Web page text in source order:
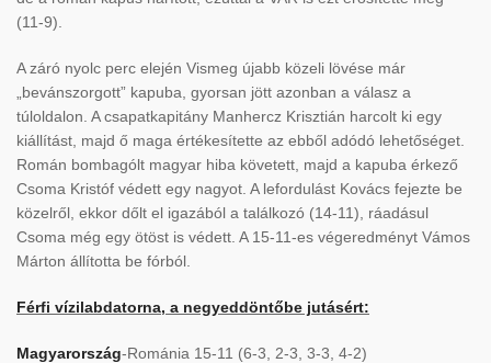
(11-9).
A záró nyolc perc elején Vismeg újabb közeli lövése már
„bevánszorgott” kapuba, gyorsan jött azonban a válasz a
túloldalon. A csapatkapitány Manhercz Krisztián harcolt ki egy
kiállítást, majd ő maga értékesítette az ebből adódó lehetőséget.
Román bombagólt magyar hiba követett, majd a kapuba érkező
Csoma Kristóf védett egy nagyot. A lefordulást Kovács fejezte be
közelről, ekkor dőlt el igazából a találkozó (14-11), ráadásul
Csoma még egy ötöst is védett. A 15-11-es végeredményt Vámos
Márton állította be fórból.
Férfi vízilabdatorna, a negyeddöntőbe jutásért:
Magyarország-Románia 15-11 (6-3, 2-3, 3-3, 4-2)